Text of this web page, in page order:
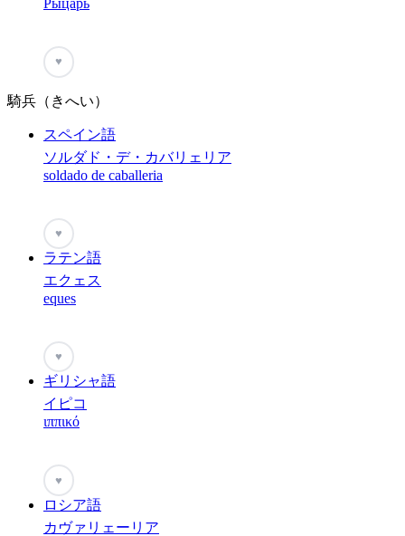
Рыцарь
♥
騎兵（きへい）
スペイン語
ソルダド・デ・カバリェリア
soldado de caballeria
♥
ラテン語
エクェス
eques
♥
ギリシャ語
イピコ
ιππικό
♥
ロシア語
カヴァリェーリア